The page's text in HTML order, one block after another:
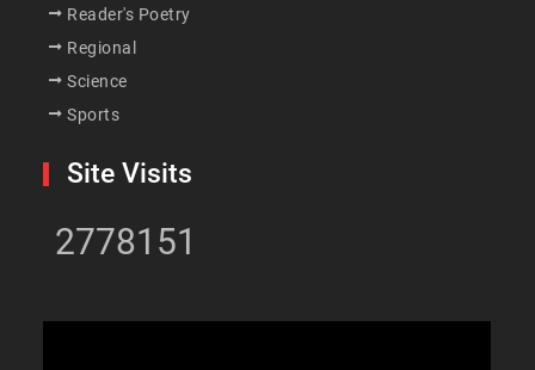
Reader's Poetry
Regional
Science
Sports
Site Visits
2778151